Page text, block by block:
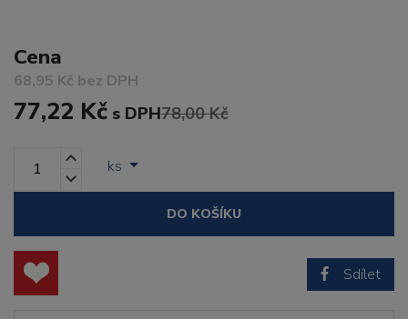
Cena
68,95 Kč bez DPH
77,22 Kč s DPH78,00 Kč
ks
DO KOŠÍKU
Sdílet